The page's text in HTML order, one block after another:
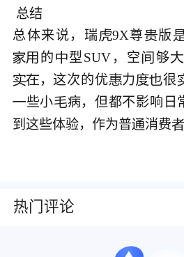
总结﻿
总体来说，瑞9X尊版
 的 型SUV，空  够
，这次的优力很
些小病，但都不影响日
到这些体验，作为普消费
热门评论